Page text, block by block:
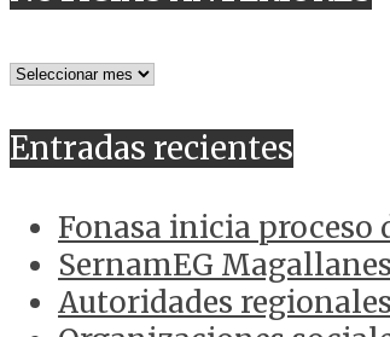
NOTICIAS
Entradas recientes
Fonasa inicia proceso
SernamEG
Autoridades